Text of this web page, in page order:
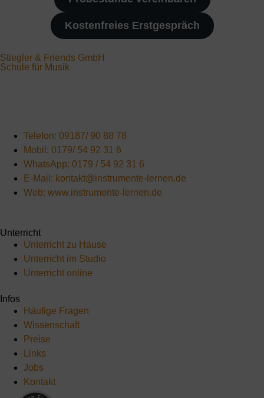
Kostenfreies Erstgespräch
Stiegler & Friends GmbH
Schule für Musik
Telefon: 09187/ 90 88 78
Mobil: 0179/ 54 92 31 6
WhatsApp: 0179 / 54 92 31 6
E-Mail: kontakt@instrumente-lernen.de
Web: www.instrumente-lernen.de
Unterricht
Unterricht zu Hause
Unterricht im Studio
Unterricht online
Infos
Häufige Fragen
Wissenschaft
Preise
Links
Jobs
Kontakt